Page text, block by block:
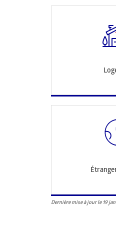
Dernière mise à jour le 19